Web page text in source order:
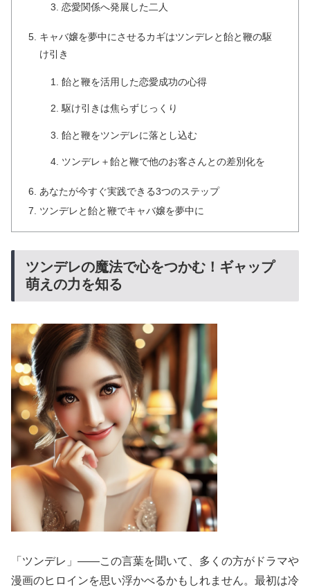
恋愛関係へ発展した二人
キャバ嬢を夢中にさせるカギはツンデレと飴と鞭の駆
け引き
飴と鞭を活用した恋愛成功の心得
駆け引きは焦らずじっくり
飴と鞭をツンデレに落とし込む
ツンデレ＋飴と鞭で他のお客さんとの差別化を
あなたが今すぐ実践できる3つのステップ
ツンデレと飴と鞭でキャバ嬢を夢中に
ツンデレの魔法で心をつかむ！ギャップ
萌えの力を知る
「ツンデレ」――この言葉を聞いて、多くの方がドラマや
漫画のヒロインを思い浮かべるかもしれません。最初は冷